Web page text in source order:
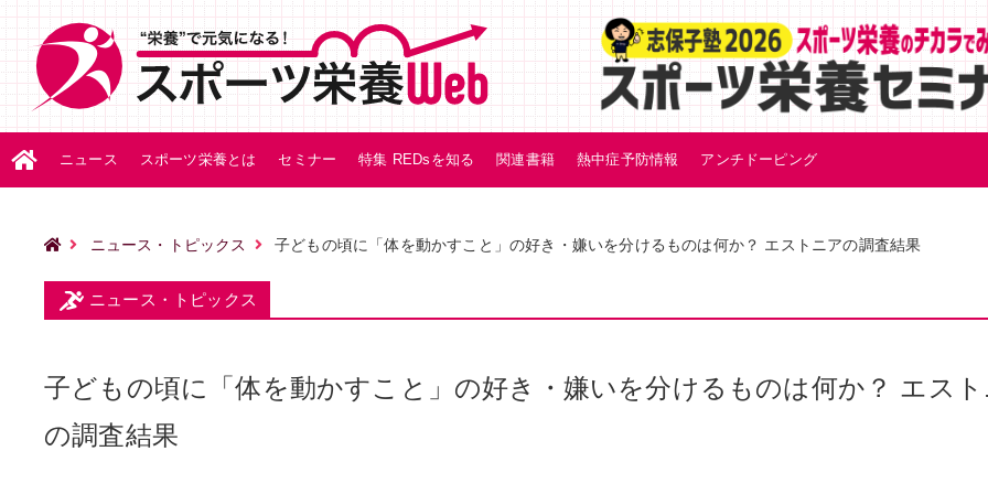
ニュース スポーツ栄養とは セミナー 特集 REDsを知る 関連書籍 熱中症予防情報 アンチドーピング
ニュース・トピックス 子どもの頃に「体を動かすこと」の好き・嫌いを分けるものは何か？ エストニアの調査結果
ニュース・トピックス
子どもの頃に「体を動かすこと」の好き・嫌いを分けるものは何か？ エス
の調査結果